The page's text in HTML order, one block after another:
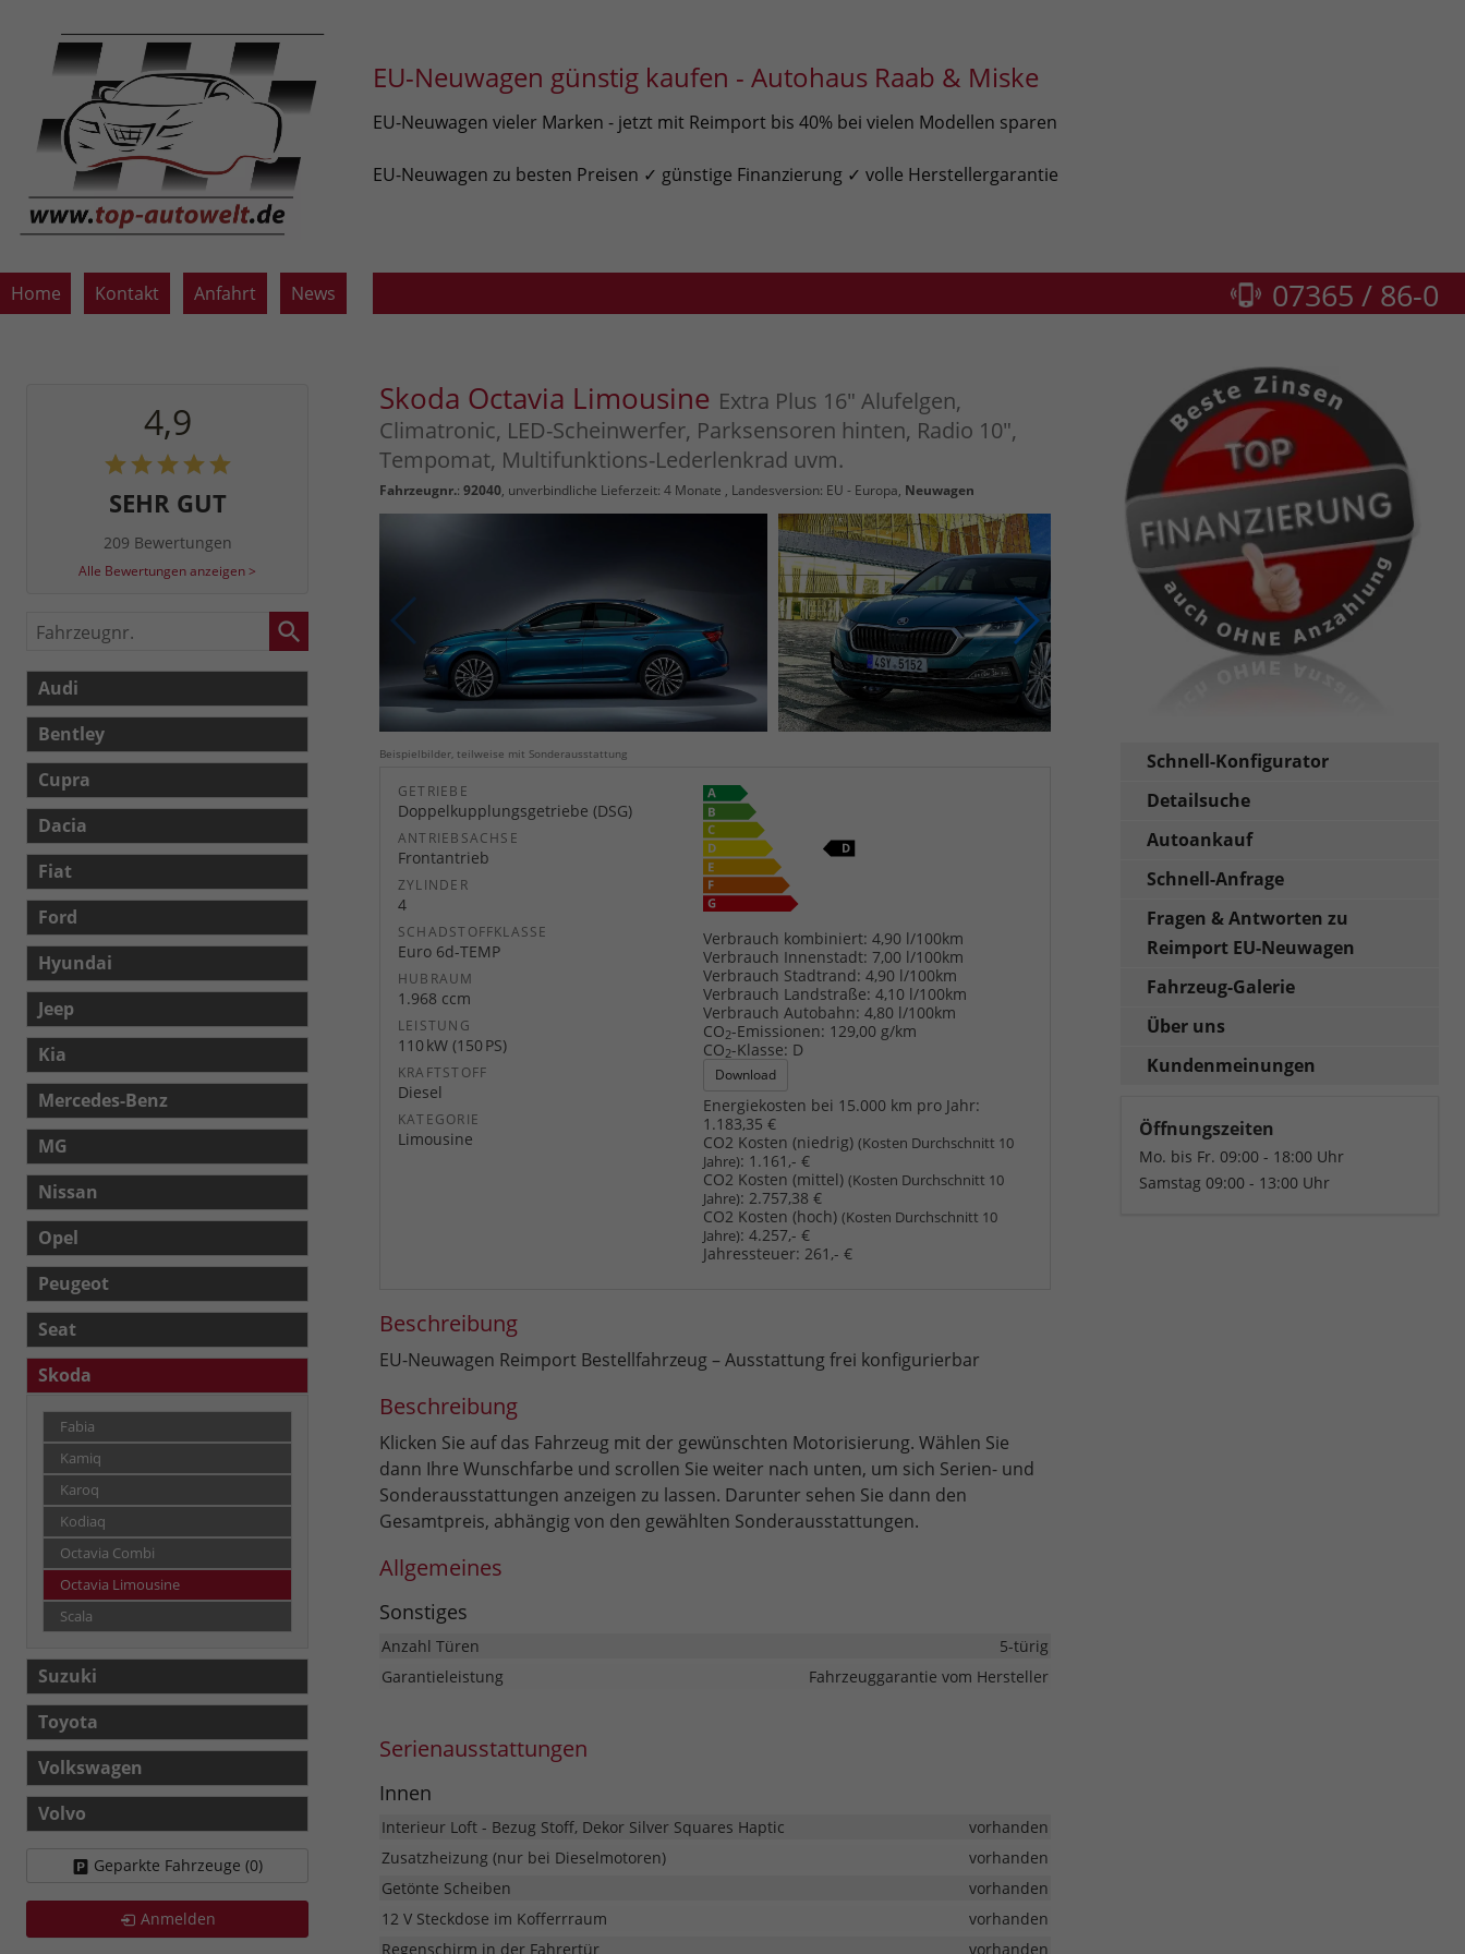
EU-Neuwagen günstig kaufen - Autohaus Raab & Miske
EU-Neuwagen vieler Marken - jetzt mit Reimport bis 40% bei vielen Modellen sparen
EU-Neuwagen zu besten Preisen ✓ günstige Finanzierung ✓ volle Herstellergarantie
Home Kontakt Anfahrt News 07365 / 86-0
Skoda Octavia Limousine Extra Plus 16" Alufelgen,
Climatronic, LED-Scheinwerfer, Parksensoren hinten, Radio 10",
Tempomat, Multifunktions-Lederlenkrad uvm.
Fahrzeugnr.: 92040, unverbindliche Lieferzeit: 4 Monate , Landesversion: EU - Europa, Neuwagen
Beispielbilder, teilweise mit Sonderausstattung
GETRIEBE
Doppelkupplungsgetriebe (DSG)
ANTRIEBSACHSE
Frontantrieb
ZYLINDER
4
SCHADSTOFFKLASSE
Euro 6d-TEMP
HUBRAUM
1.968 ccm
LEISTUNG
110 kW (150 PS)
KRAFTSTOFF
Diesel
KATEGORIE
Limousine
Verbrauch kombiniert: 4,90 l/100km
Verbrauch Innenstadt: 7,00 l/100km
Verbrauch Stadtrand: 4,90 l/100km
Verbrauch Landstraße: 4,10 l/100km
Verbrauch Autobahn: 4,80 l/100km
CO2-Emissionen: 129,00 g/km
CO2-Klasse: D
Download
Energiekosten bei 15.000 km pro Jahr:
1.183,35 €
CO2 Kosten (niedrig)(Kosten Durchschnitt 10
Jahre): 1.161,- €
CO2 Kosten (mittel)(Kosten Durchschnitt 10
Jahre): 2.757,38 €
CO2 Kosten (hoch)(Kosten Durchschnitt 10
Jahre): 4.257,- €
Jahressteuer: 261,- €
Beschreibung
EU-Neuwagen Reimport Bestellfahrzeug – Ausstattung frei konfigurierbar
Beschreibung
Klicken Sie auf das Fahrzeug mit der gewünschten Motorisierung. Wählen Sie
dann Ihre Wunschfarbe und scrollen Sie weiter nach unten, um sich Serien- und
Sonderausstattungen anzeigen zu lassen. Darunter sehen Sie dann den
Gesamtpreis, abhängig von den gewählten Sonderausstattungen.
Allgemeines
Sonstiges
Anzahl Türen
5-türig
Garantieleistung
Fahrzeuggarantie vom Hersteller
Serienausstattungen
Innen
Interieur Loft - Bezug Stoff, Dekor Silver Squares Haptic
vorhanden
Zusatzheizung (nur bei Dieselmotoren)
vorhanden
Getönte Scheiben
vorhanden
12 V Steckdose im Kofferrraum
vorhanden
Regenschirm in der Fahrertür
vorhanden
4,9
SEHR GUT
209 Bewertungen
Alle Bewertungen anzeigen >
Fahrzeugnr.
Audi
Bentley
Cupra
Dacia
Fiat
Ford
Hyundai
Jeep
Kia
Mercedes-Benz
MG
Nissan
Opel
Peugeot
Seat
Skoda
Fabia
Kamiq
Karoq
Kodiaq
Octavia Combi
Octavia Limousine
Scala
Suzuki
Toyota
Volkswagen
Volvo
Geparkte Fahrzeuge (0)
Anmelden
Schnell-Konfigurator
Detailsuche
Autoankauf
Schnell-Anfrage
Fragen & Antworten zu
Reimport EU-Neuwagen
Fahrzeug-Galerie
Über uns
Kundenmeinungen
Öffnungszeiten
Mo. bis Fr. 09:00 - 18:00 Uhr
Samstag 09:00 - 13:00 Uhr